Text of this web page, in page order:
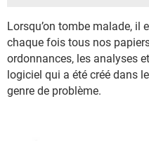
Lorsqu’on tombe malade, il
chaque fois tous nos
ordonnances, les analyses
logiciel qui a été créé dans
genre de problème.